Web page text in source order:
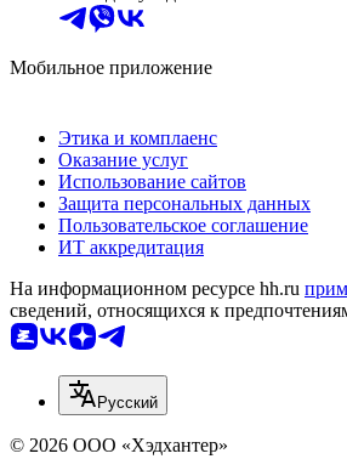
Мобильное приложение
Этика и комплаенс
Оказание услуг
Использование сайтов
Защита персональных данных
Пользовательское соглашение
ИТ аккредитация
На информационном ресурсе hh.ru
сведений, относящихся к
Русский
© 2026 ООО «Хэдхантер»